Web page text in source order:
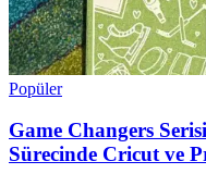
Popüler
Game Changers
Sürecinde Cricut ve